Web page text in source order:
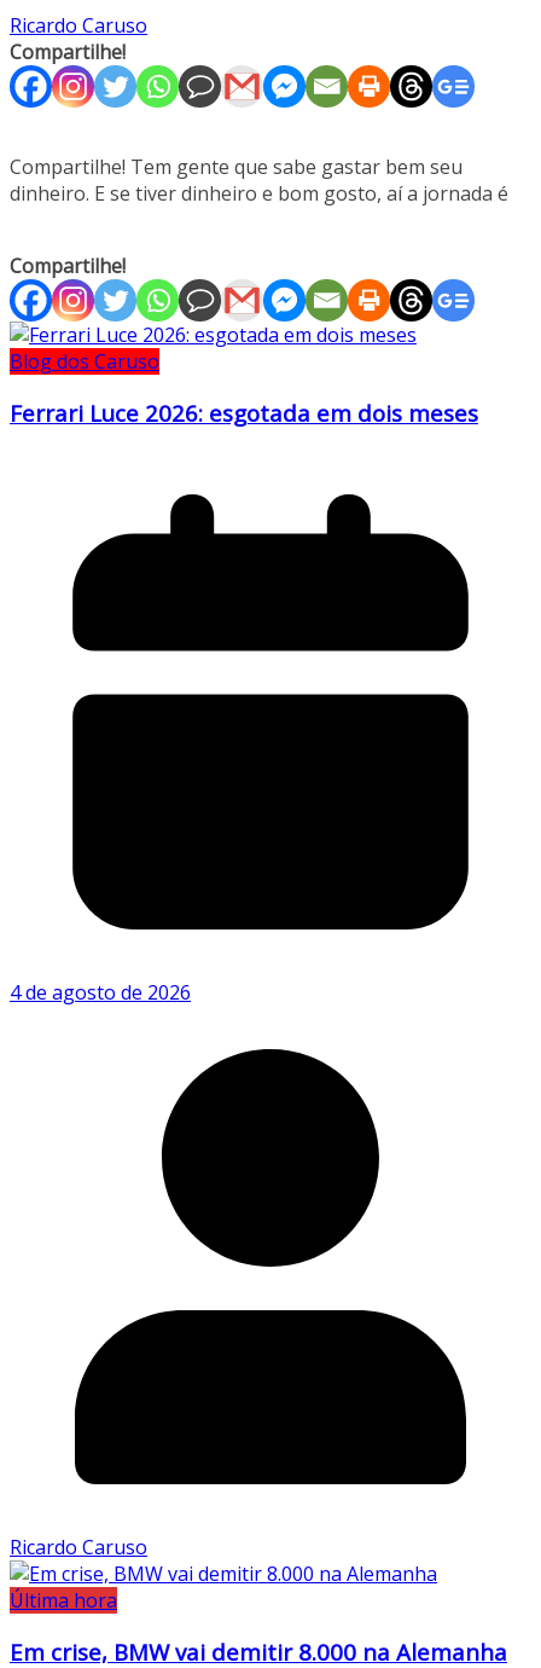
Ricardo Caruso
Compartilhe!
Compartilhe! Tem gente que sabe gastar bem seu
dinheiro. E se tiver dinheiro e bom gosto, aí a jornada é
Compartilhe!
Blog dos Caruso
Ferrari Luce 2026: esgotada em dois meses
4 de agosto de 2026
Ricardo Caruso
Última hora
Em crise, BMW vai demitir 8.000 na Alemanha